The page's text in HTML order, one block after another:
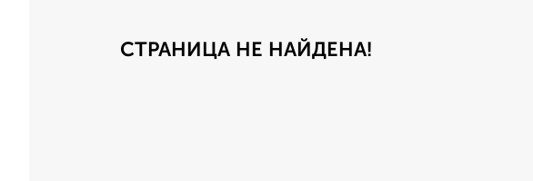
СТРАНИЦА НЕ НАЙДЕНА!